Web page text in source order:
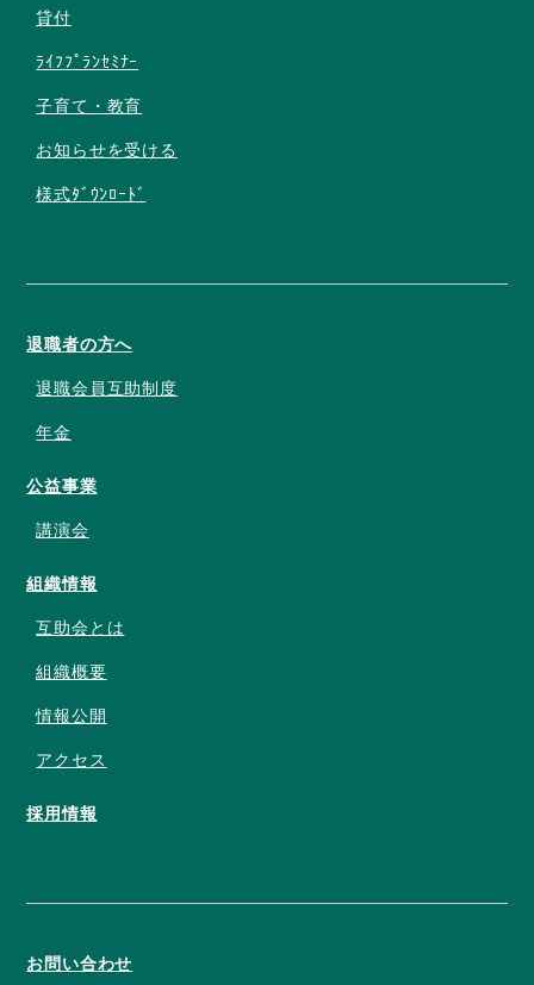
貸付
ﾗｲﾌﾌﾟﾗﾝｾﾐﾅｰ
子育て・教育
お知らせを受ける
様式ﾀﾞｳﾝﾛｰﾄﾞ
退職者の方へ
退職会員互助制度
年金
公益事業
講演会
組織情報
互助会とは
組織概要
情報公開
アクセス
採用情報
お問い合わせ